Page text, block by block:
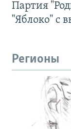
Партия
"Яблоко" с
Регионы